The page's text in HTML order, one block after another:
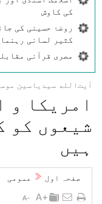
کی کاوش
روضۂ حسینی کی
کثیر لسانی
مصری قرآنی
آیت‌الله سیدیاسین
امریکا و
شیعوں کو
ہیں
صفحہ اول عمومی